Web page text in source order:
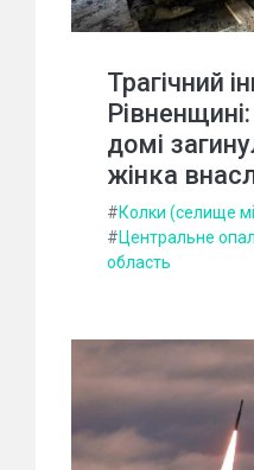
Трагічний
домі
жінка
#Колки (селище
#Центральне
область